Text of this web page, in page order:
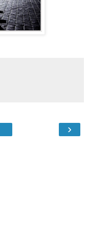
›